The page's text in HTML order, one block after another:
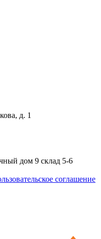
д. 1
дом 9 склад 5-6
соглашение